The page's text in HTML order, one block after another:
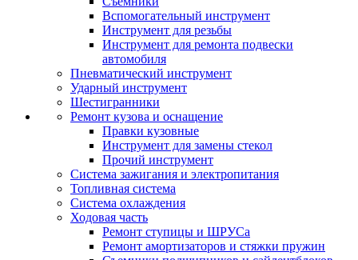
Вспомогательный инструмент
Инструмент для резьбы
Инструмент для ремонта подвески
автомобиля
Пневматический инструмент
Ударный инструмент
Шестигранники
Ремонт кузова и оснащение
Правки кузовные
Инструмент для замены стекол
Прочий инструмент
Система зажигания и электропитания
Топливная система
Система охлаждения
Ходовая часть
Ремонт ступицы и ШРУСа
Ремонт амортизаторов и стяжки пружин